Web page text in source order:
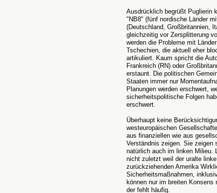
Ausdrücklich begrüßt Puglierin
"NB8" (fünf nordische Länder
(Deutschland, Großbritannien,
gleichzeitig vor Zersplitterung
werden die Probleme mit
Tschechien, die aktuell eher
artikuliert. Kaum spricht die
Frankreich (RN) oder
erstaunt. Die politischen
Staaten immer nur
Planungen werden erschwert,
sicherheitspolitische Folgen
erschwert.
Überhaupt keine
westeuropäischen
aus finanziellen wie aus
Verständnis zeigen. Sie zeigen
natürlich auch im linken Milieu.
nicht zuletzt weil der uralte
zurückziehenden Amerika
Sicherheitsmaßnahmen,
können nur im breiten
der fehlt häufig.